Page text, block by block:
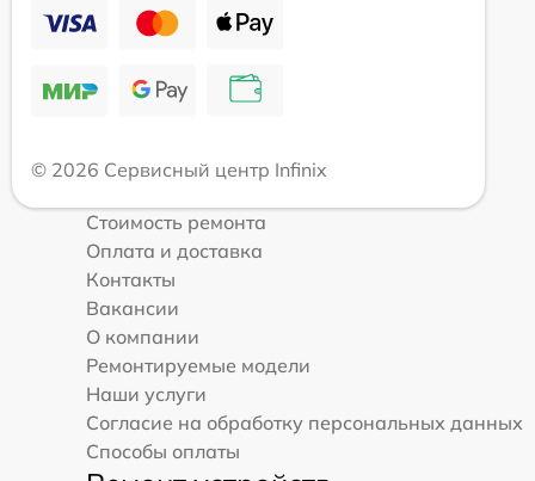
© 2026 Сервисный центр Infinix
Стоимость ремонта
Оплата и доставка
Контакты
Вакансии
О компании
Ремонтируемые модели
Наши услуги
Согласие на обработку персональных данных
Способы оплаты